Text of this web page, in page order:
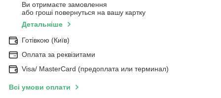
Ви отримаєте замовлення
або гроші повернуться на вашу картку
Детальніше
Готівкою (Київ)
Оплата за реквізитами
Visa/ MasterCard (предоплата или терминал)
Всі умови оплати